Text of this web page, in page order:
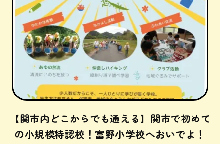
【関市内どこからでも通える】関市で初めて
の小規模特認校！富野小学校へおいでよ！